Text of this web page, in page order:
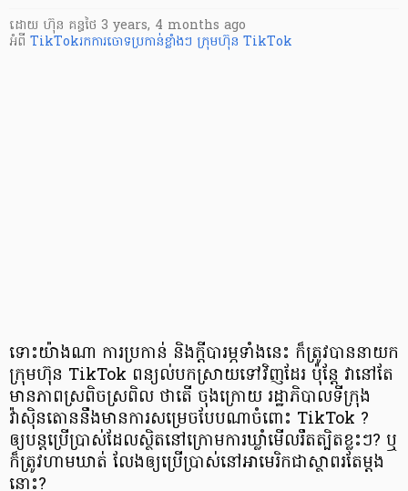
ដោយ ហ៊ុន គន្ធថៃ 3 years, 4 months ago
អំពី TikTokរកការចោទប្រកាន់ខ្លាំងៗ ក្រុមហ៊ុន TikTok
ទោះយ៉ាងណា ការប្រកាន់ និងក្ដីបារម្ភទាំងនេះ ក៏ត្រូវបាននាយក
ក្រុមហ៊ុន TikTok ពន្យល់បកស្រាយទៅវិញដែរ ប៉ុន្ដែ វានៅតែ
មានភាពស្រពិចស្រពិល ថាតើ ចុងក្រោយ រដ្ឋាភិបាលទីក្រុង
វ៉ាស៊ិនតោននឹងមានការសម្រេចបែបណាចំពោះ TikTok ?
ឲ្យបន្ដប្រើប្រាស់ដែលស្ថិតនៅក្រោមការឃ្លាំមើលរឹតត្បិតខ្លះៗ? ឬ
ក៏ត្រូវហាមឃាត់ លែងឲ្យប្រើប្រាស់នៅអាមេរិកជាស្ថាពរតែម្ដង
នោះ?